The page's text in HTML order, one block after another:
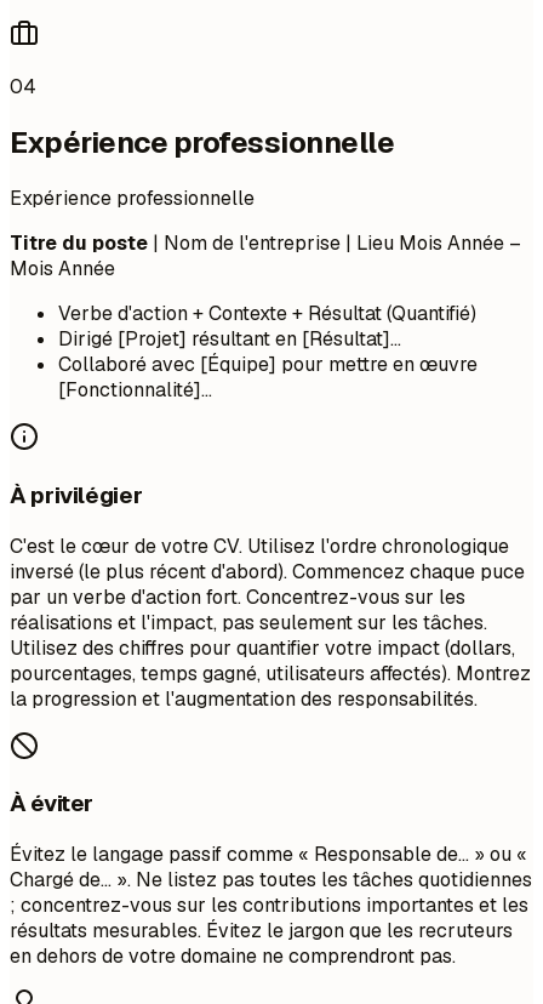
04
Expérience professionnelle
Expérience professionnelle
Titre du poste | Nom de l'entreprise | Lieu Mois Année –
Mois Année
Verbe d'action + Contexte + Résultat (Quantifié)
Dirigé [Projet] résultant en [Résultat]...
Collaboré avec [Équipe] pour mettre en œuvre
[Fonctionnalité]...
À privilégier
C'est le cœur de votre CV. Utilisez l'ordre chronologique
inversé (le plus récent d'abord). Commencez chaque puce
par un verbe d'action fort. Concentrez-vous sur les
réalisations et l'impact, pas seulement sur les tâches.
Utilisez des chiffres pour quantifier votre impact (dollars,
pourcentages, temps gagné, utilisateurs affectés). Montrez
la progression et l'augmentation des responsabilités.
À éviter
Évitez le langage passif comme « Responsable de... » ou «
Chargé de... ». Ne listez pas toutes les tâches quotidiennes
; concentrez-vous sur les contributions importantes et les
résultats mesurables. Évitez le jargon que les recruteurs
en dehors de votre domaine ne comprendront pas.